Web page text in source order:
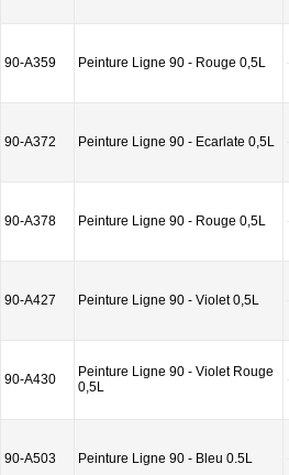
90-A359 Peinture Ligne 90 - Rouge 0,5L
90-A372 Peinture Ligne 90 - Ecarlate 0,5L
90-A378 Peinture Ligne 90 - Rouge 0,5L
90-A427 Peinture Ligne 90 - Violet 0,5L
90-A430
Peinture Ligne 90 - Violet Rouge
0,5L
90-A503 Peinture Ligne 90 - Bleu 0.5L